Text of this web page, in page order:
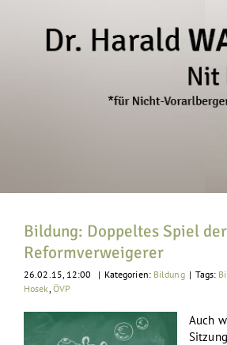
Bildung: Doppeltes Spiel
Reformverweigerer
26.02.15, 12:00 | Kategorien: Bildung | Tags:
Hosek, ÖVP
Auch